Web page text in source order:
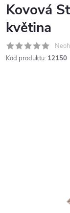
Kovová
květina
Kód produktu: 12150